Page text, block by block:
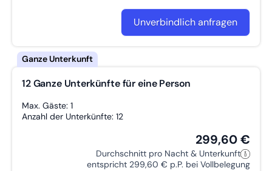
Unverbindlich anfragen
12 Ganze Unterkünfte für eine Person
Max. Gäste: 1
Anzahl der Unterkünfte: 12
299,60 €
Durchschnitt pro Nacht & Unterkunft
entspricht 299,60 € p.P. bei Vollbelegung